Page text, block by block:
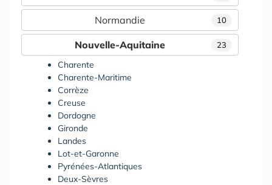
10
Normandie
23
Nouvelle-Aquitaine
Charente
Charente-Maritime
Corrèze
Creuse
Dordogne
Gironde
Landes
Lot-et-Garonne
Pyrénées-Atlantiques
Deux-Sèvres